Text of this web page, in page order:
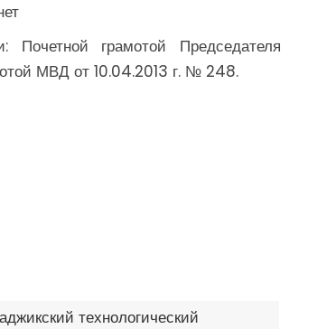
Почетной грамотой Председателя
МВД от 10.04.2013 г. № 248.
технологический